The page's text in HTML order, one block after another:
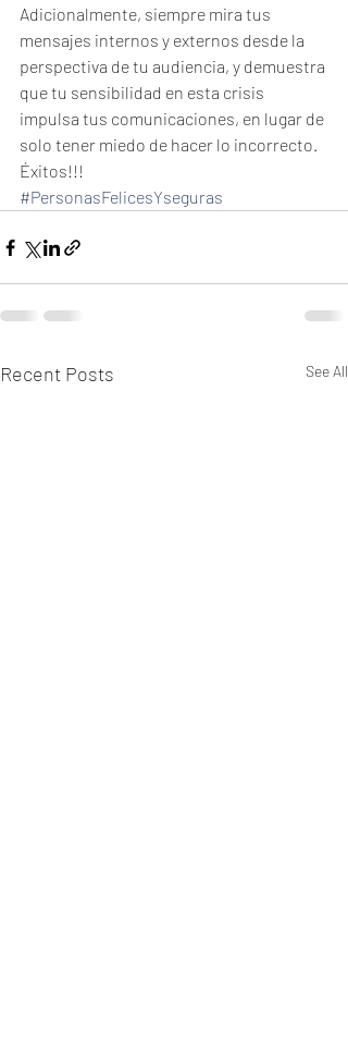
Adicionalmente, siempre mira tus
mensajes internos y externos desde la
perspectiva de tu audiencia, y demuestra
que tu sensibilidad en esta crisis
impulsa tus comunicaciones, en lugar de
solo tener miedo de hacer lo incorrecto.
Éxitos!!!
#PersonasFelicesYseguras
Recent Posts See All